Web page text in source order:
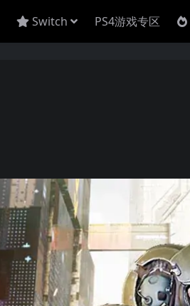
Switch PS4游戏专区